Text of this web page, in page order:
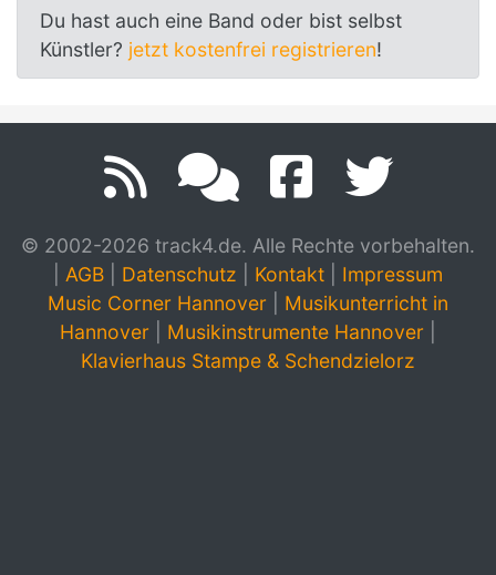
Du hast auch eine Band oder bist selbst
Künstler? jetzt kostenfrei registrieren!
© 2002-2026 track4.de. Alle Rechte vorbehalten.
AGB Datenschutz Kontakt
Impressum
Music Corner Hannover
Musikunterricht in
Hannover
Musikinstrumente Hannover
Klavierhaus Stampe & Schendzielorz